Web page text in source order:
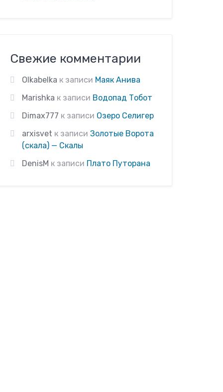
Свежие комментарии
Olkabelka к записи Маяк Анива
Marishka к записи Водопад Тобот
Dimax777 к записи Озеро Селигер
arxisvet к записиЗолотые Ворота
(скала) — Скалы
DenisM к записи Плато Путорана